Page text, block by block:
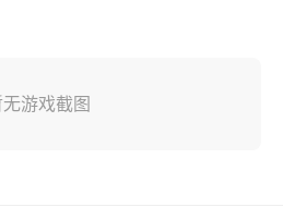
无游戏截图